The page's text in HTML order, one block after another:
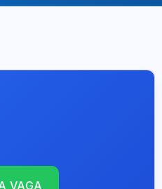
VAGA